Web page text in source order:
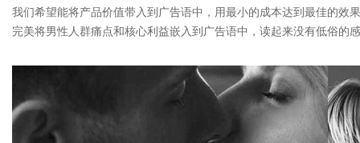
我们希望能将产品价值带入到广告语中，用最小的成本达到最佳的效
完美将男性人群痛点和核心利益嵌入到广告语中，读起来没有低俗的